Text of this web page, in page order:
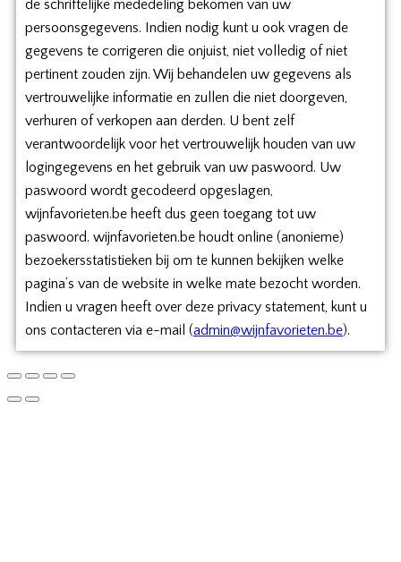
de schriftelijke mededeling bekomen van uw
persoonsgegevens. Indien nodig kunt u ook vragen de
gegevens te corrigeren die onjuist, niet volledig of niet
pertinent zouden zijn. Wij behandelen uw gegevens als
vertrouwelijke informatie en zullen die niet doorgeven,
verhuren of verkopen aan derden. U bent zelf
verantwoordelijk voor het vertrouwelijk houden van uw
logingegevens en het gebruik van uw paswoord. Uw
paswoord wordt gecodeerd opgeslagen,
wijnfavorieten.be heeft dus geen toegang tot uw
paswoord. wijnfavorieten.be houdt online (anonieme)
bezoekersstatistieken bij om te kunnen bekijken welke
pagina’s van de website in welke mate bezocht worden.
Indien u vragen heeft over deze privacy statement, kunt u
ons contacteren via e-mail (admin@wijnfavorieten.be).